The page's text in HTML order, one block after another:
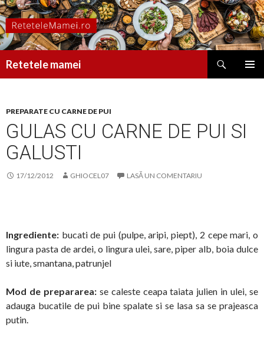
Retetele mamei
PREPARATE CU CARNE DE PUI
GULAS CU CARNE DE PUI SI
GALUSTI
17/12/2012 GHIOCEL07 LASĂ UN COMENTARIU
Ingrediente: bucati de pui (pulpe, aripi, piept), 2 cepe mari, o
lingura pasta de ardei, o lingura ulei, sare, piper alb, boia dulce
si iute, smantana, patrunjel
Mod de prepararea:se caleste ceapa taiata julien in ulei, se
adauga bucatile de pui bine spalate si se lasa sa se prajeasca
putin.